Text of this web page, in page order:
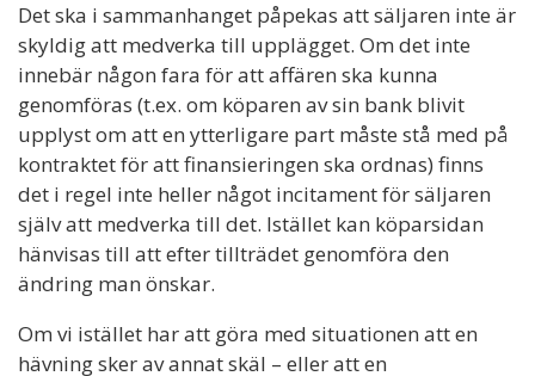
Det ska i sammanhanget påpekas att säljaren inte är
skyldig att medverka till upplägget. Om det inte
innebär någon fara för att affären ska kunna
genomföras (t.ex. om köparen av sin bank blivit
upplyst om att en ytterligare part måste stå med på
kontraktet för att finansieringen ska ordnas) finns
det i regel inte heller något incitament för säljaren
själv att medverka till det. Istället kan köparsidan
hänvisas till att efter tillträdet genomföra den
ändring man önskar.
Om vi istället har att göra med situationen att en
hävning sker av annat skäl – eller att en